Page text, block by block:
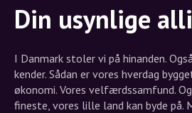
DE
Din usynlige
I Danmark stoler vi på hinanden.
kender. Sådan er vores hverdag
økonomi. Vores velfærdssamfund.
fineste, vores lille land kan byde på.